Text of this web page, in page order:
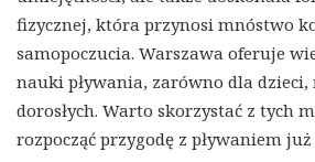
fizycznej, która przynosi mnóstwo
samopoczucia. Warszawa oferuje
nauki pływania, zarówno dla dzieci,
dorosłych. Warto skorzystać z tych
rozpocząć przygodę z pływaniem